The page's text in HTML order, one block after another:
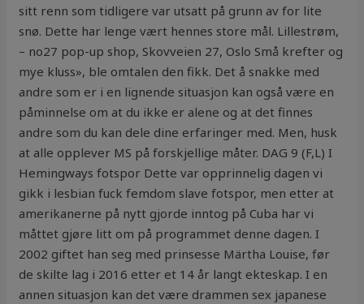
sitt renn som tidligere var utsatt på grunn av for lite
snø. Dette har lenge vært hennes store mål. Lillestrøm,
– no27 pop-up shop, Skovveien 27, Oslo Små krefter og
mye kluss», ble omtalen den fikk. Det å snakke med
andre som er i en lignende situasjon kan også være en
påminnelse om at du ikke er alene og at det finnes
andre som du kan dele dine erfaringer med. Men, husk
at alle opplever MS på forskjellige måter. DAG 9 (F,L) I
Hemingways fotspor Dette var opprinnelig dagen vi
gikk i lesbian fuck femdom slave fotspor, men etter at
amerikanerne på nytt gjorde inntog på Cuba har vi
måttet gjøre litt om på programmet denne dagen. I
2002 giftet han seg med prinsesse Märtha Louise, før
de skilte lag i 2016 etter et 14 år langt ekteskap. I en
annen situasjon kan det være drammen sex japanese